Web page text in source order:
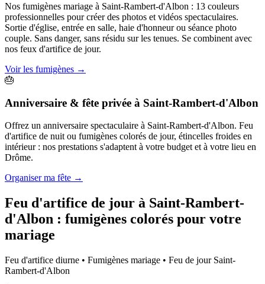
Nos fumigènes mariage à Saint-Rambert-d'Albon : 13 couleurs
professionnelles pour créer des photos et vidéos spectaculaires.
Sortie d'église, entrée en salle, haie d'honneur ou séance photo
couple. Sans danger, sans résidu sur les tenues. Se combinent avec
nos feux d'artifice de jour.
Voir les fumigènes →
🎂
Anniversaire & fête privée à Saint-Rambert-d'Albon
Offrez un anniversaire spectaculaire à Saint-Rambert-d'Albon. Feu
d'artifice de nuit ou fumigènes colorés de jour, étincelles froides en
intérieur : nos prestations s'adaptent à votre budget et à votre lieu en
Drôme.
Organiser ma fête →
Feu d'artifice de jour à Saint-Rambert-
d'Albon : fumigènes colorés pour votre
mariage
Feu d'artifice diurne • Fumigènes mariage • Feu de jour Saint-
Rambert-d'Albon